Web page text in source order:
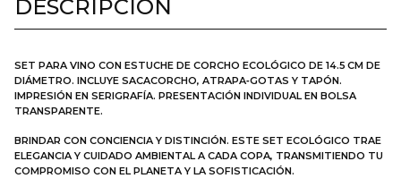
DESCRIPCIÓN
SET PARA VINO CON ESTUCHE DE CORCHO ECOLÓGICO DE 14.5 CM DE
DIÁMETRO. INCLUYE SACACORCHO, ATRAPA‑GOTAS Y TAPÓN.
IMPRESIÓN EN SERIGRAFÍA. PRESENTACIÓN INDIVIDUAL EN BOLSA
TRANSPARENTE.
BRINDAR CON CONCIENCIA Y DISTINCIÓN. ESTE SET ECOLÓGICO TRAE
ELEGANCIA Y CUIDADO AMBIENTAL A CADA COPA, TRANSMITIENDO TU
COMPROMISO CON EL PLANETA Y LA SOFISTICACIÓN.